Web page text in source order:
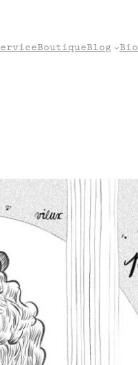
BoutiqueBlog Bio